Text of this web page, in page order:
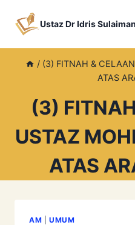
Ustaz Dr Idris Sulaiman
/ (3) FITNAH &
ATAS
(3)
USTAZ
ATAS
AM UMUM